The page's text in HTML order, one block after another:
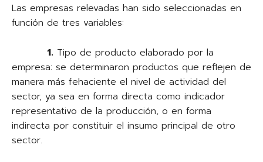
Las empresas relevadas han sido seleccionadas en
función de tres variables:
1. Tipo de producto elaborado por la
empresa: se determinaron productos que reflejen de
manera más fehaciente el nivel de actividad del
sector, ya sea en forma directa como indicador
representativo de la producción, o en forma
indirecta por constituir el insumo principal de otro
sector.